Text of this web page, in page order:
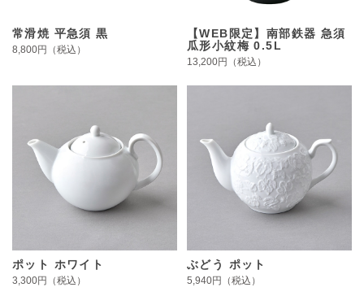
常滑焼 平急須 黒
8,800円（税込）
【WEB限定】南部鉄器 急須
瓜形小紋梅 0.5L
13,200円（税込）
ポット ホワイト
3,300円（税込）
ぶどう ポット
5,940円（税込）